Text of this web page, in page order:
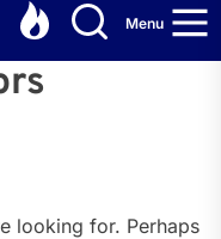
Menu
looking for. Perhaps